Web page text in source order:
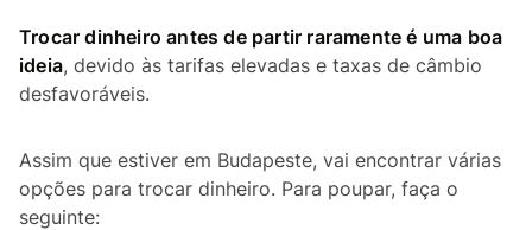
Trocar dinheiro antes de partir raramente é uma boa
ideia, devido às tarifas elevadas e taxas de câmbio
desfavoráveis.
Assim que estiver em Budapeste, vai encontrar várias
opções para trocar dinheiro. Para poupar, faça o
seguinte: